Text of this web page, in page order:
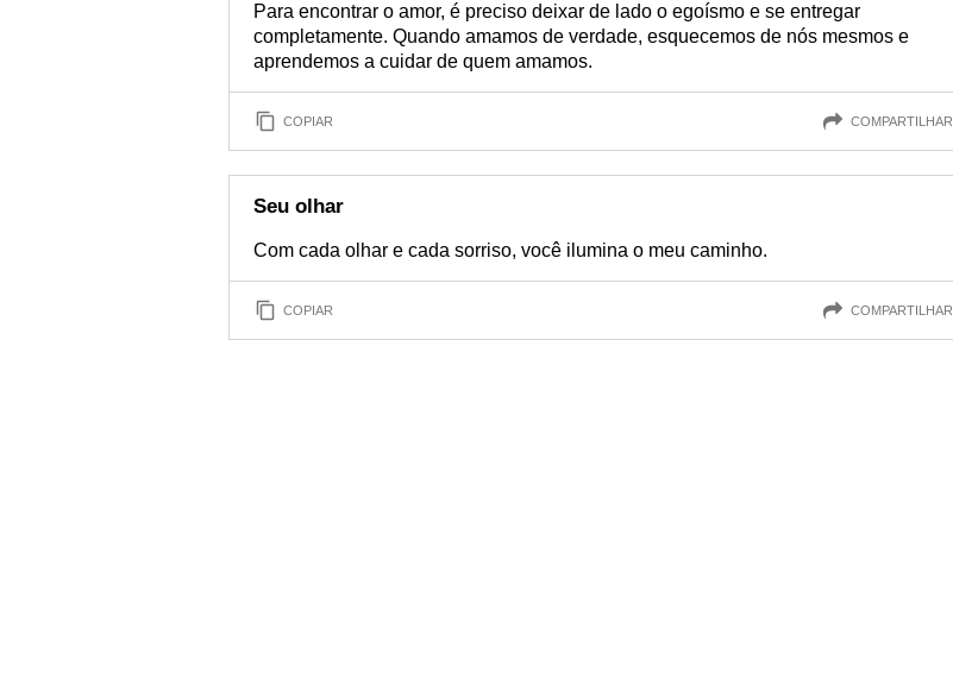
Para encontrar o amor, é preciso deixar de lado o egoísmo e se entregar
completamente. Quando amamos de verdade, esquecemos de nós mesmos e
aprendemos a cuidar de quem amamos.
COPIAR COMPARTILHAR
Seu olhar
Com cada olhar e cada sorriso, você ilumina o meu caminho.
COPIAR COMPARTILHAR